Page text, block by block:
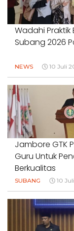
Wadahi Praktik
Subang 2026
NEWS 10 Juli
Jambore GTK
Guru Untuk
Berkualitas
SUBANG 10